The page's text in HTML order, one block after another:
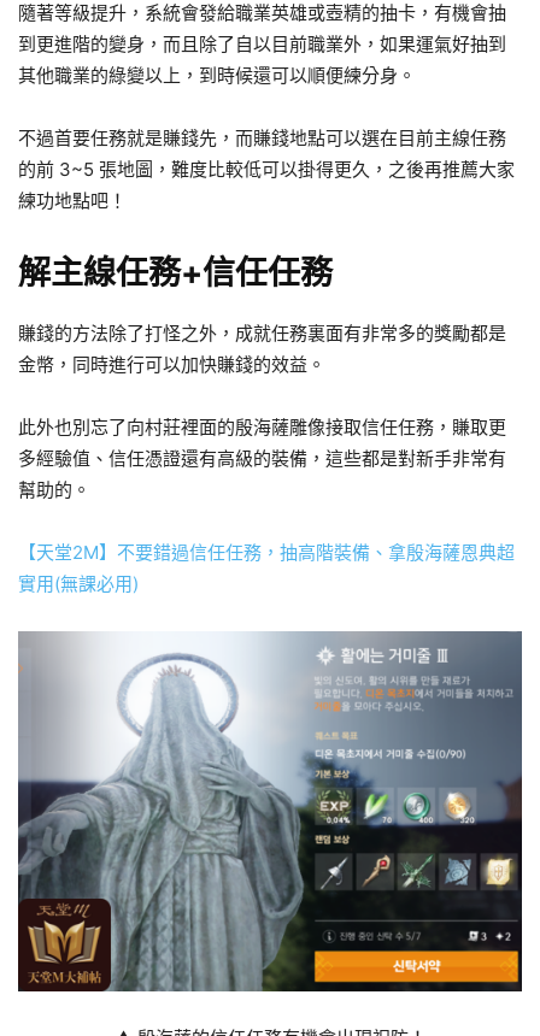
隨著等級提升，系統會發給職業英雄或壺精的抽卡，有機會抽
到更進階的變身，而且除了自以目前職業外，如果運氣好抽到
其他職業的綠變以上，到時候還可以順便練分身。
不過首要任務就是賺錢先，而賺錢地點可以選在目前主線任務
的前 3~5 張地圖，難度比較低可以掛得更久，之後再推薦大家
練功地點吧！
解主線任務+信任任務
賺錢的方法除了打怪之外，成就任務裏面有非常多的獎勵都是
金幣，同時進行可以加快賺錢的效益。
此外也別忘了向村莊裡面的殷海薩雕像接取信任任務，賺取更
多經驗值、信任憑證還有高級的裝備，這些都是對新手非常有
幫助的。
【天堂2M】不要錯過信任任務，抽高階裝備、拿殷海薩恩典超
實用(無課必用)